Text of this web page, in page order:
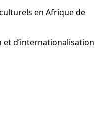
en Afrique de
d’internationalisation